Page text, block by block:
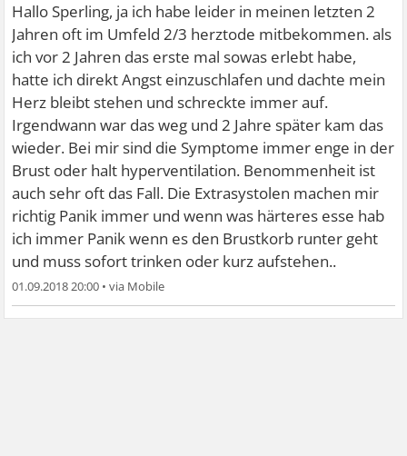
Hallo Sperling, ja ich habe leider in meinen letzten 2
Jahren oft im Umfeld 2/3 herztode mitbekommen. als
ich vor 2 Jahren das erste mal sowas erlebt habe,
hatte ich direkt Angst einzuschlafen und dachte mein
Herz bleibt stehen und schreckte immer auf.
Irgendwann war das weg und 2 Jahre später kam das
wieder. Bei mir sind die Symptome immer enge in der
Brust oder halt hyperventilation. Benommenheit ist
auch sehr oft das Fall. Die Extrasystolen machen mir
richtig Panik immer und wenn was härteres esse hab
ich immer Panik wenn es den Brustkorb runter geht
und muss sofort trinken oder kurz aufstehen..
01.09.2018 20:00 •